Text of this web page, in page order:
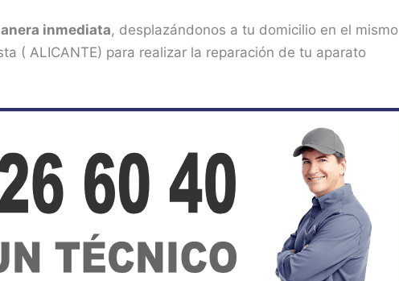
inmediata, desplazándonos a tu domicilio en el mismo
( ALICANTE) para realizar la reparación de tu aparato